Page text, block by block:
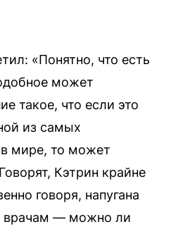
«Понятно, что есть
может
такое, что если это
из самых
мире, то может
Кэтрин крайне
говоря, напугана
врачам — можно ли